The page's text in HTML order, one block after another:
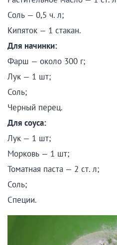
Соль — 0,5 ч. л;
Кипяток — 1 стакан.
Для начинки:
Фарш — около 300 г;
Лук — 1 шт;
Соль;
Черный перец.
Для соуса:
Лук — 1 шт;
Морковь — 1 шт;
Томатная паста — 2 ст. л;
Соль;
Специи.